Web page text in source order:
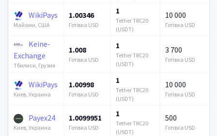
WikiPays
Майами, США
1.00346
Готівка USD
1
Tether TRC20
(USDT)
10 000
Готівка USD
Keine-
Exchange
Тбилиси, Грузия
1.008
Готівка USD
1
Tether TRC20
(USDT)
3 700
Готівка USD
WikiPays
Киев, Украина
1.00998
Готівка USD
1
Tether TRC20
(USDT)
10 000
Готівка USD
Payex24
Киев, Украина
1.0099951
Готівка USD
1
Tether TRC20
(USDT)
500
Готівка USD